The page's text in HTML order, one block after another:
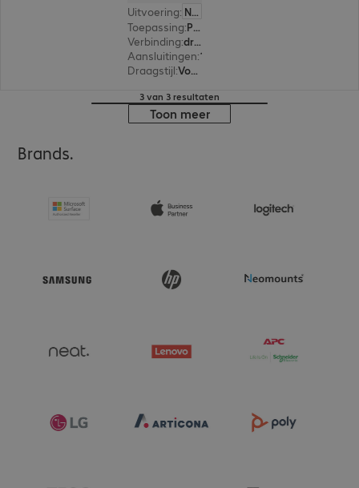
Uitvoering:
Nederland
Toepassing: PC, Bureautelefoon, Notebook
Verbinding:
draadloos
Aansluitingen:
Draagstijl: Voor beide oren
3 van 3 resultaten
Toon meer
Brands.